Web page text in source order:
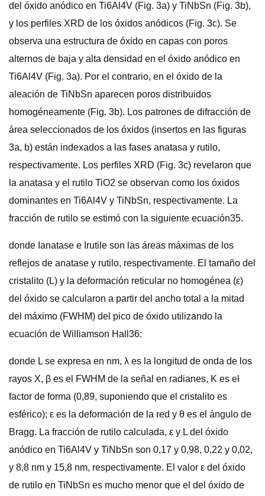
del óxido anódico en Ti6Al4V (Fig. 3a) y TiNbSn (Fig. 3b),
y los perfiles XRD de los óxidos anódicos (Fig. 3c). Se
observa una estructura de óxido en capas con poros
alternos de baja y alta densidad en el óxido anódico en
Ti6Al4V (Fig. 3a). Por el contrario, en el óxido de la
aleación de TiNbSn aparecen poros distribuidos
homogéneamente (Fig. 3b). Los patrones de difracción de
área seleccionados de los óxidos (insertos en las figuras
3a, b) están indexados a las fases anatasa y rutilo,
respectivamente. Los perfiles XRD (Fig. 3c) revelaron que
la anatasa y el rutilo TiO2 se observan como los óxidos
dominantes en Ti6Al4V y TiNbSn, respectivamente. La
fracción de rutilo se estimó con la siguiente ecuación35.
donde Ianatase e Irutile son las áreas máximas de los
reflejos de anatase y rutilo, respectivamente. El tamaño del
cristalito (L) y la deformación reticular no homogénea (ε)
del óxido se calcularon a partir del ancho total a la mitad
del máximo (FWHM) del pico de óxido utilizando la
ecuación de Williamson Hall36:
donde L se expresa en nm, λ es la longitud de onda de los
rayos X, β es el FWHM de la señal en radianes, K es el
factor de forma (0,89, suponiendo que el cristalito es
esférico); ε es la deformación de la red y θ es el ángulo de
Bragg. La fracción de rutilo calculada, ε y L del óxido
anódico en Ti6Al4V y TiNbSn son 0,17 y 0,98, 0,22 y 0,02,
y 8,8 nm y 15,8 nm, respectivamente. El valor ε del óxido
de rutilo en TiNbSn es mucho menor que el del óxido de